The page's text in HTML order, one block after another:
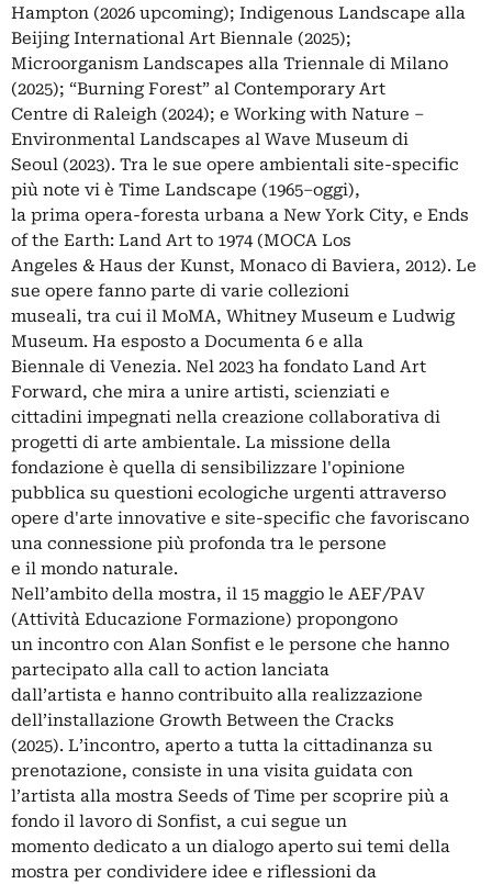
Hampton (2026 upcoming); Indigenous Landscape alla
Beijing International Art Biennale (2025);
Microorganism Landscapes alla Triennale di Milano
(2025); “Burning Forest” al Contemporary Art
Centre di Raleigh (2024); e Working with Nature –
Environmental Landscapes al Wave Museum di
Seoul (2023). Tra le sue opere ambientali site-specific
più note vi è Time Landscape (1965–oggi),
la prima opera-foresta urbana a New York City, e Ends
of the Earth: Land Art to 1974 (MOCA Los
Angeles & Haus der Kunst, Monaco di Baviera, 2012). Le
sue opere fanno parte di varie collezioni
museali, tra cui il MoMA, Whitney Museum e Ludwig
Museum. Ha esposto a Documenta 6 e alla
Biennale di Venezia. Nel 2023 ha fondato Land Art
Forward, che mira a unire artisti, scienziati e
cittadini impegnati nella creazione collaborativa di
progetti di arte ambientale. La missione della
fondazione è quella di sensibilizzare l'opinione
pubblica su questioni ecologiche urgenti attraverso
opere d'arte innovative e site-specific che favoriscano
una connessione più profonda tra le persone
e il mondo naturale.
Nell’ambito della mostra, il 15 maggio le AEF/PAV
(Attività Educazione Formazione) propongono
un incontro con Alan Sonfist e le persone che hanno
partecipato alla call to action lanciata
dall’artista e hanno contribuito alla realizzazione
dell’installazione Growth Between the Cracks
(2025). L’incontro, aperto a tutta la cittadinanza su
prenotazione, consiste in una visita guidata con
l’artista alla mostra Seeds of Time per scoprire più a
fondo il lavoro di Sonfist, a cui segue un
momento dedicato a un dialogo aperto sui temi della
mostra per condividere idee e riflessioni da